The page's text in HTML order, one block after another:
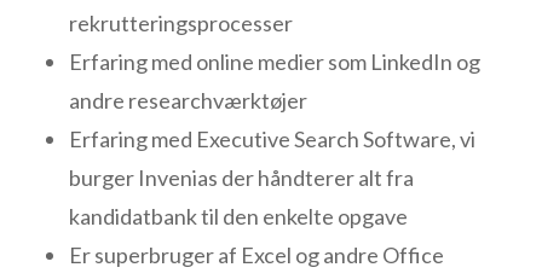
rekrutteringsprocesser
Erfaring med online medier som LinkedIn og
andre researchværktøjer
Erfaring med Executive Search Software, vi
burger Invenias der håndterer alt fra
kandidatbank til den enkelte opgave
Er superbruger af Excel og andre Office